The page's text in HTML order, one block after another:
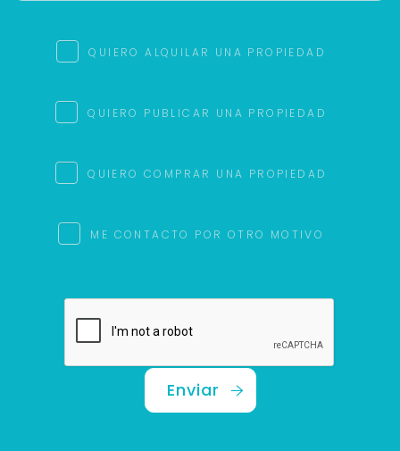
QUIERO ALQUILAR UNA PROPIEDAD
QUIERO PUBLICAR UNA PROPIEDAD
QUIERO COMPRAR UNA PROPIEDAD
ME CONTACTO POR OTRO MOTIVO
Enviar